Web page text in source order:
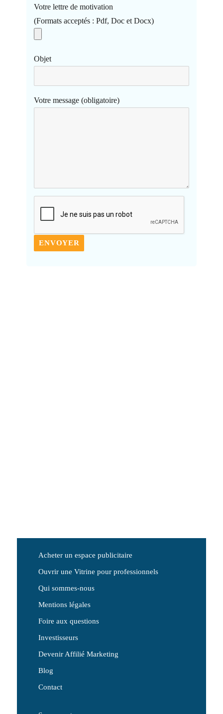
Votre lettre de motivation
(Formats acceptés : Pdf, Doc et Docx)
Objet
Votre message (obligatoire)
Acheter un espace publicitaire
Ouvrir une Vitrine pour professionnels
Qui sommes-nous
Mentions légales
Foire aux questions
Investisseurs
Devenir Affilié Marketing
Blog
Contact